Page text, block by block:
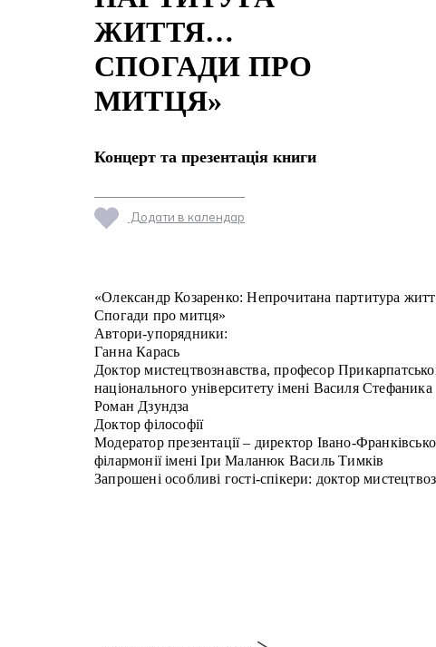
ЖИТТЯ…
СПОГАДИ ПРО
МИТЦЯ»
Концерт та презентація книги
Додати в календар
«Олександр Козаренко: Непрочитана партитура
Спогади про митця»
Автори-упорядники:
Ганна Карась
Доктор мистецтвознавства, професор
національного університету імені Василя Стефаника
Роман Дзундза
Доктор філософії
Модератор презентації – директор Івано-
філармонії імені Іри Маланюк Василь Тимків
Запрошені особливі гості-спікери: доктор